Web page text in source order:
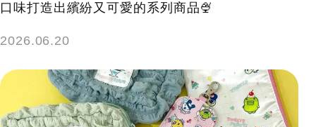
口味打造出繽紛又可愛的系列商品🍨
2026.06.20